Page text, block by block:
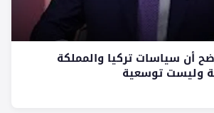
أن سياسات تركيا والمملكة
وليست توسعية